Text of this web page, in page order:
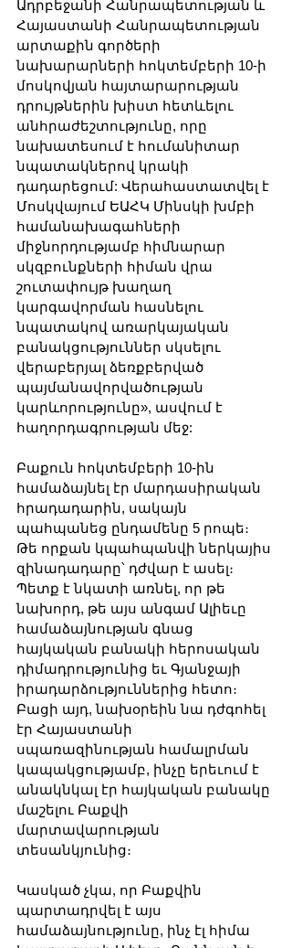
Ադրբեջանի Հանրապետության և
Հայաստանի Հանրապետության
արտաքին գործերի
նախարարների հոկտեմբերի 10-ի
մոսկովյան հայտարարության
դրույթներին խիստ հետևելու
անհրաժեշտությունը, որը
նախատեսում է հումանիտար
նպատակներով կրակի
դադարեցում: Վերահաստատվել է
Մոսկվայում ԵԱՀԿ Մինսկի խմբի
համանախագահների
միջնորդությամբ հիմնարար
սկզբունքների հիման վրա
շուտափույթ խաղաղ
կարգավորման հասնելու
նպատակով առարկայական
բանակցություններ սկսելու
վերաբերյալ ձեռքբերված
պայմանավորվածության
կարևորությունը», ասվում է
հաղորդագրության մեջ:
Բաքուն հոկտեմբերի 10-ին
համաձայնել էր մարդասիրական
հրադադարին, սակայն
պահպանեց ընդամենը 5 րոպե։
Թե որքան կպահպանվի ներկայիս
զինադադարը՝ դժվար է ասել։
Պետք է նկատի առնել, որ թե
նախորդ, թե այս անգամ Ալիեւը
համաձայնության գնաց
հայկական բանակի հերոսական
դիմադրությունից եւ Գյանջայի
իրադարձություններից հետո։
Բացի այդ, նախօրեին նա դժգոհել
էր Հայաստանի
սպառազինության համալրման
կապակցությամբ, ինչը երեւում է
անակնկալ էր հայկական բանակը
մաշելու Բաքվի
մարտավարության
տեսանկյունից։
Կասկած չկա, որ Բաքվին
պարտադրվել է այս
համաձայնությունը, ինչ էլ հիմա